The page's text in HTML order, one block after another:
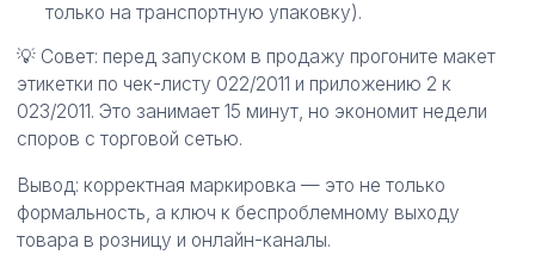
только на транспортную упаковку).
💡 Совет: перед запуском в продажу прогоните макет
этикетки по чек-листу 022/2011 и приложению 2 к
023/2011. Это занимает 15 минут, но экономит недели
споров с торговой сетью.
Вывод: корректная маркировка — это не только
формальность, а ключ к беспроблемному выходу
товара в розницу и онлайн-каналы.